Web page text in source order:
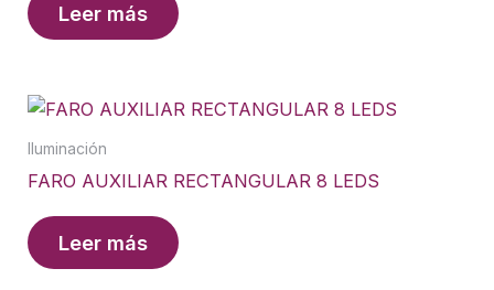
Leer más
Iluminación
FARO AUXILIAR RECTANGULAR 8 LEDS
Leer más